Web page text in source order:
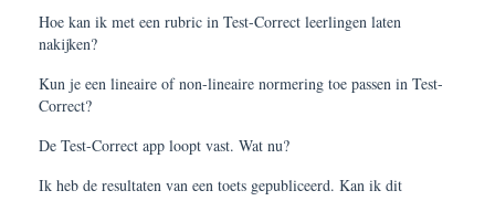
Hoe kan ik met een rubric in Test-Correct leerlingen laten
nakijken?
Kun je een lineaire of non-lineaire normering toe passen in Test-
Correct?
De Test-Correct app loopt vast. Wat nu?
Ik heb de resultaten van een toets gepubliceerd. Kan ik dit